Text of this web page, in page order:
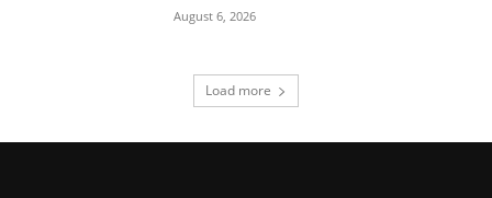
August 6, 2026
Load more